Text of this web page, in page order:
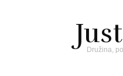
Družina,